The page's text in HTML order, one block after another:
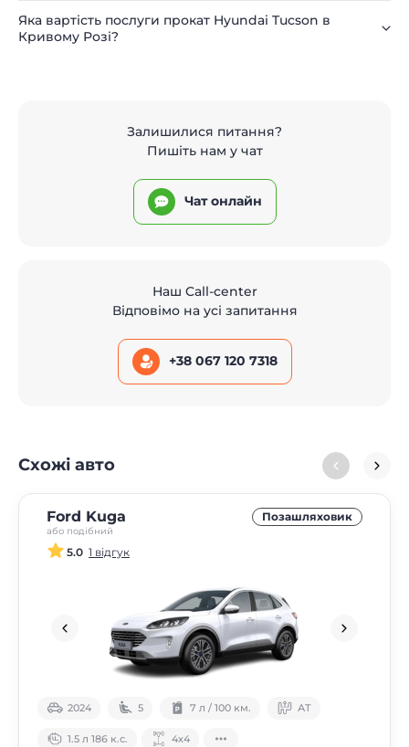
Яка вартість послуги прокат Hyundai Tucson в
Кривому Розі?
Залишилися питання?
Пишіть нам у чат
Чат онлайн
Наш Call-center
Відповімо на усі запитання
+38 067 120 7318
Схожі авто
Ford Kuga
або подібний
Позашляховик
5.0 1 відгук
2024 5 7 л / 100 км. АТ
1.5 л 186 к.с. 4х4